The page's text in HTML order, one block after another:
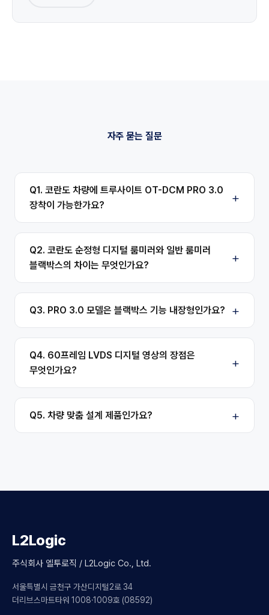
자주 묻는 질문
Q1. 코란도 차량에 트루사이트 OT-DCM PRO 3.0
장착이 가능한가요?
Q2. 코란도 순정형 디지털 룸미러와 일반 룸미러
블랙박스의 차이는 무엇인가요?
Q3. PRO 3.0 모델은 블랙박스 기능 내장형인가요?
Q4. 60프레임 LVDS 디지털 영상의 장점은
무엇인가요?
Q5. 차량 맞춤 설계 제품인가요?
L2Logic
주식회사 엘투로직 / L2Logic Co., Ltd.
서울특별시 금천구 가산디지털2로 34
더리브스마트타워 1008·1009호 (08592)